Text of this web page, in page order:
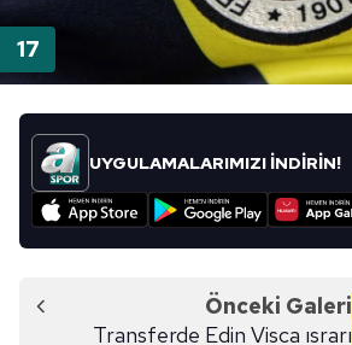
UYGULAMALARIMIZI İNDİRİN!
Önceki Galeri
Transferde Edin Visca ısrarı